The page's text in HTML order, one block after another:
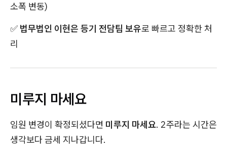
소폭 변동)
✅ 법무법인 이현은 등기 전담팀 보유로 빠르고 정확한 처
리
미루지 마세요
임원 변경이 확정되셨다면 미루지 마세요. 2주라는 시간은
생각보다 금세 지나갑니다.